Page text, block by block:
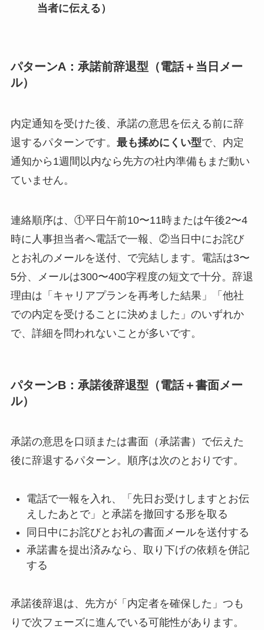
当者に伝える）
パターンA：承諾前辞退型（電話＋当日メー
ル）
内定通知を受けた後、承諾の意思を伝える前に辞
退するパターンです。 最も揉めにくい型で、内定
通知から1週間以内なら先方の社内準備もまだ動い
ていません。
連絡順序は、①平日午前10〜11時または午後2〜4
時に人事担当者へ電話で一報、②当日中にお詫び
とお礼のメールを送付、で完結します。電話は3〜
5分、メールは300〜400字程度の短文で十分。辞退
理由は「キャリアプランを再考した結果」「他社
での内定を受けることに決めました」のいずれか
で、詳細を問われないことが多いです。
パターンB：承諾後辞退型（電話＋書面メー
ル）
承諾の意思を口頭または書面（承諾書）で伝えた
後に辞退するパターン。順序は次のとおりです。
電話で一報を入れ、「先日お受けしますとお伝
えしたあとで」と承諾を撤回する形を取る
同日中にお詫びとお礼の書面メールを送付する
承諾書を提出済みなら、取り下げの依頼を併記
する
承諾後辞退は、先方が「内定者を確保した」つも
りで次フェーズに進んでいる可能性があります。